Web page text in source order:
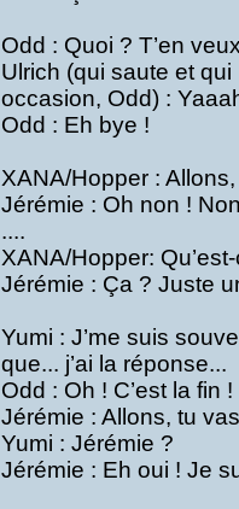
Odd : Quoi ? T’en
Ulrich (qui saute et
occasion, Odd) :
Odd : Eh bye !
XANA/Hopper :
Jérémie : Oh non !
....
XANA/Hopper:
Jérémie : Ça ? Juste
Yumi : J’me suis
que... j’ai la réponse...
Odd : Oh ! C’est la fin !
Jérémie : Allons, tu
Yumi : Jérémie ?
Jérémie : Eh oui ! Je